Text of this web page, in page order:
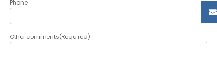
Phone
Other comments(Required)